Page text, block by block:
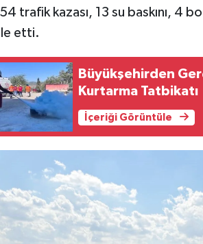
trafik kazası, 13 su baskını, 4
etti.
Büyükşehirden
Kurtarma Tatbikatı
İçeriği Görüntüle